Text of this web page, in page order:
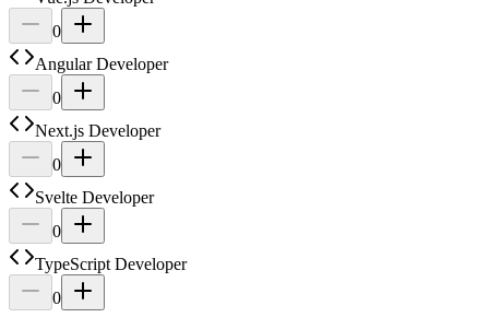
0
Angular Developer
0
Next.js Developer
0
Svelte Developer
0
TypeScript Developer
0